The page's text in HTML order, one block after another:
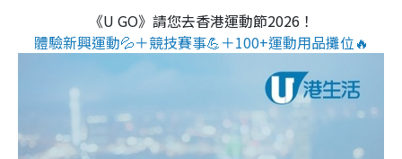
《U GO》請您去香港運動節2026！
體驗新興運動💦＋競技賽事💪＋100+運動用品攤位🔥